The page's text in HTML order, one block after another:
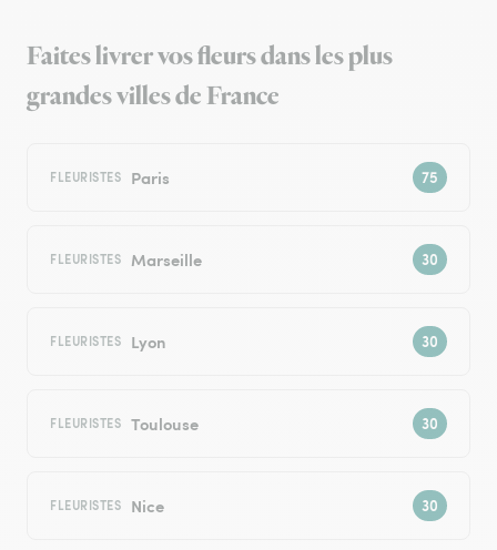
Faites livrer vos fleurs dans les plus
grandes villes de France
FLEURISTES Paris
FLEURISTES Marseille
FLEURISTES Lyon
FLEURISTES Toulouse
FLEURISTES Nice